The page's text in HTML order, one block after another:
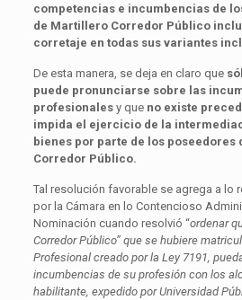
competencias e incumbencias de
de Martillero Corredor Público
corretaje en todas sus variantes
De esta manera, se deja en claro que
puede pronunciarse sobre las
profesionalesy que no existe
impida el ejercicio de la
bienes por parte de los
Corredor Público.
Tal resolución favorable se agrega a lo
por la Cámara en lo Contencioso
Nominación cuando resolvió “ordenar
Corredor Público” que se hubiere
Profesional creado por la Ley 7191,
incumbencias de su profesión con los
habilitante, expedido por Universidad